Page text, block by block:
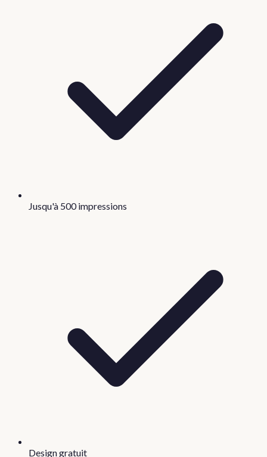
Jusqu'à 500 impressions
Design gratuit